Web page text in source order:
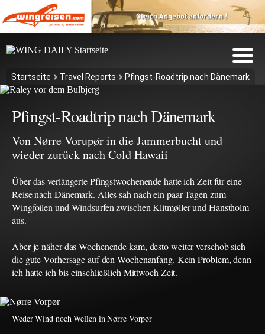
Startseite Travel Reports Pfingst-Roadtrip nach Dänemark
Pfingst-Roadtrip nach Dänemark
Von Nørre Vorupør in die Jammerbucht und
wieder zurück nach Cold Hawaii
Über das verlängerte Pfingstwochenende hatte ich Zeit für eine
Reise nach Dänemark. Alles sah nach ein paar Tagen zum
Wingfoilen und Windsurfen zwischen Klitmøller und Hanstholm
aus.
Aber je näher das Wochenende kam, desto weiter verschob sich
die gute Vorhersage auf den Wochenanfang. Kein Problem, denn
ich hatte ich bis einschließlich Mittwoch Zeit.
Weder Wind noch Wellen in Nørre Vorpør